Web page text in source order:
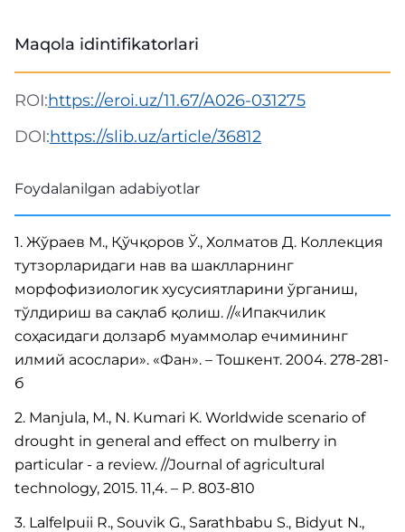
Maqola idintifikatorlari
ROI:https://eroi.uz/11.67/A026-031275
DOI:https://slib.uz/article/36812
Foydalanilgan adabiyotlar
1. Жўраев М., Қўчқоров Ў., Холматов Д. Коллекция
тутзорларидаги нав ва шаклларнинг
морфофизиологик хусусиятларини ўрганиш,
тўлдириш ва сақлаб қолиш. //«Ипакчилик
соҳасидаги долзарб муаммолар ечимининг
илмий асослари». «Фан». – Тошкент. 2004. 278-281-
б
2. Manjula, М., N. Kumari K. Worldwide scenario of
drought in general and effect on mulberry in
particular - a review. //Journal of agricultural
technology, 2015. 11,4. – P. 803-810
3. Lalfelpuii R., Souvik G., Sarathbabu S., Bidyut N.,